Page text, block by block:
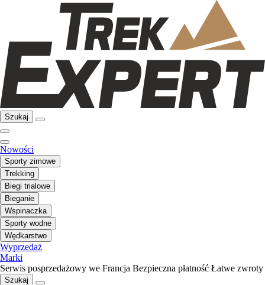
Szukaj
Nowości
Sporty zimowe
Trekking
Biegi trialowe
Bieganie
Wspinaczka
Sporty wodne
Wędkarstwo
Wyprzedaż
Marki
Serwis posprzedażowy we Francja Bezpieczna płatność Łatwe zwroty
Szukaj